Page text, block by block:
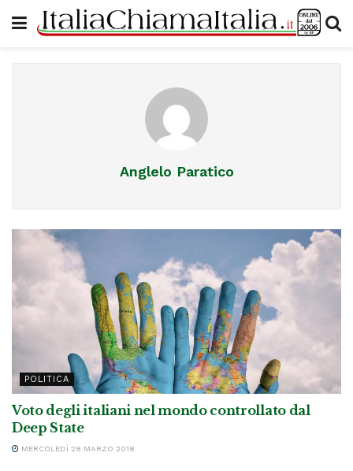
Anglelo Paratico
POLITICA
Voto degli italiani nel mondo controllato dal
Deep State
MERCOLEDÌ 28 MARZO 2018